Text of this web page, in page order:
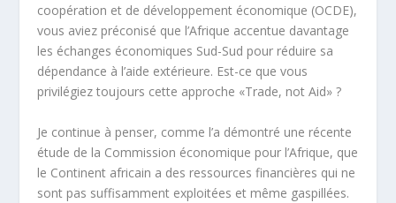
coopération et de développement économique (OCDE),
vous aviez préconisé que l’Afrique accentue davantage
les échanges économiques Sud-Sud pour réduire sa
dépendance à l’aide extérieure. Est-ce que vous
privilégiez toujours cette approche «Trade, not Aid» ?
Je continue à penser, comme l’a démontré une récente
étude de la Commission économique pour l’Afrique, que
le Continent africain a des ressources financières qui ne
sont pas suffisamment exploitées et même gaspillées.